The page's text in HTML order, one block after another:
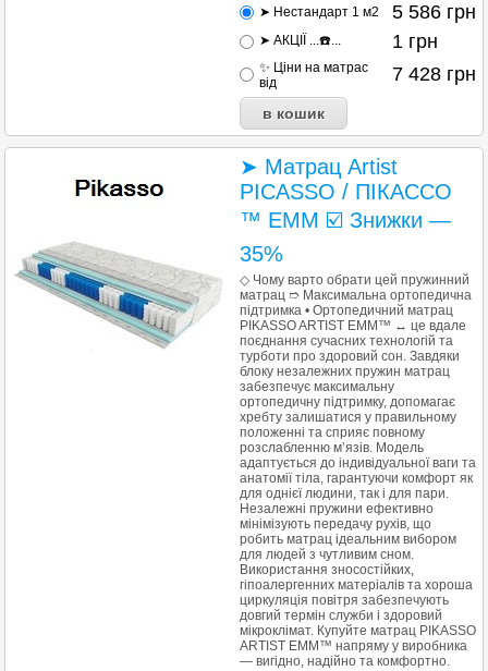
➤ Нестандарт 1 м2 5 586 грн
➤ АКЦІЇ ...☎️... 1 грн
✨ Ціни на матраc
від
7 428 грн
➤ Матрац Artist
PICASSO / ПІКАССО
™ ЕММ ☑️ Знижки —
35%
◇ Чому варто обрати цей пружинний
матрац ➱ Максимальна ортопедична
підтримка • Ортопедичний матрац
PIKASSO ARTIST EMM™ ↔ це вдале
поєднання сучасних технологій та
турботи про здоровий сон. Завдяки
блоку незалежних пружин матрац
забезпечує максимальну
ортопедичну підтримку, допомагає
хребту залишатися у правильному
положенні та сприяє повному
розслабленню м’язів. Модель
адаптується до індивідуальної ваги та
анатомії тіла, гарантуючи комфорт як
для однієї людини, так і для пари.
Незалежні пружини ефективно
мінімізують передачу рухів, що
робить матрац ідеальним вибором
для людей з чутливим сном.
Використання зносостійких,
гіпоалергенних матеріалів та хороша
циркуляція повітря забезпечують
довгий термін служби і здоровий
мікроклімат. Купуйте матрац PIKASSO
ARTIST EMM™ напряму у виробника
— вигідно, надійно та комфортно.